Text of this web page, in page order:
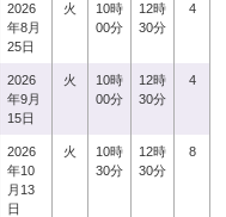
2026
年8月
25日
火
10時
00分
12時
30分
4
2026
年9月
15日
火
10時
00分
12時
30分
4
2026
年10
月13
日
火
10時
30分
12時
30分
8